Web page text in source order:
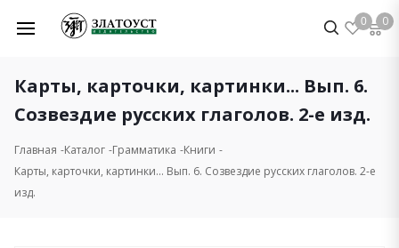
0 0
Карты, карточки, картинки... Вып. 6.
Созвездие русских глаголов. 2-е изд.
Главная Каталог Грамматика Книги
Карты, карточки, картинки... Вып. 6. Созвездие русских глаголов. 2-е
изд.